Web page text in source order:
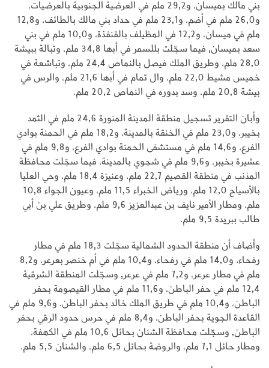
بني مالك بميسان، و29,2 ملم في العرضية الجنوبية بالعرضيات،
و26,0 ملم في أضم، و23,1 ملم في حداد بني مالك بالطائف، و12,8
ملم في ميسان، و12,2 في المظيلف بالقنفذة، و10,0 ملم في بني
سعد بميسان, فيما سجّلت بللسمر في أبها 34,8 ملم، وتبالة ببيشة
28,0 ملم، وطريق الملك فيصل بالنماص 24,4 ملم، وتباشعة في
خميس مشيط 22,0 ملم، وال تمام في أبها 21,6 ملم، والرس في
بيشة 20,8 ملم، وسد بدوره في النماص 20,2 ملم.
وأبان التقرير تسجيل منطقة المدينة المنورة 24,6 ملم في الثمد
بخيبر، و23,0 ملم في الخنقة بالمدينة، و18,2 ملم في الحمنة بوادي
الفرع، و14,6 ملم في مستشفى الحمنة بوادي الفرع، و9,8 ملم في
عشيرة بخيبر، و9,6 ملم في شجوي بالمدينة، فيما سجّلت محافظة
المذنب في منطقة القصيم 22,7 ملم، وعنيزة 18,4 ملم، وحي العليا
بالأسياح 12,0 ملم، ورياض الخبراء 11,5 ملم، وعيون الجواء 10,8
ملم، ومطار الأمير نايف بن عبدالعزيز 9,6 ملم، وطريق علي بن أبي
طالب ببريدة 9,5 ملم.
وأضاف أن منطقة الحدود الشمالية سجّلت 18,3 ملم في مطار
رفحاء، و14,0 ملم في رفحاء، و10,4 ملم في أم خنصر بعرعر، و8,2
ملم في مطار عرعر، و7,2 ملم في عرعر, وسجّلت المنطقة الشرقية
12,4 ملم في حفر الباطن، و11,6 ملم في مطار القيصومة بحفر
الباطن، و10,4 ملم في طريق الملك خالد بحفر الباطن، و9,6 ملم في
القاعدة الجوية بحفر الباطن، و8,4 ملم في حرس حدود الرقي بحفر
الباطن, وسجّلت محافظة الشنان بحائل 10,6 ملم في الكهفة،
ومطار حائل 7,1 ملم، والروضة بحائل 6,5 ملم، والشنان 5,5 ملم.